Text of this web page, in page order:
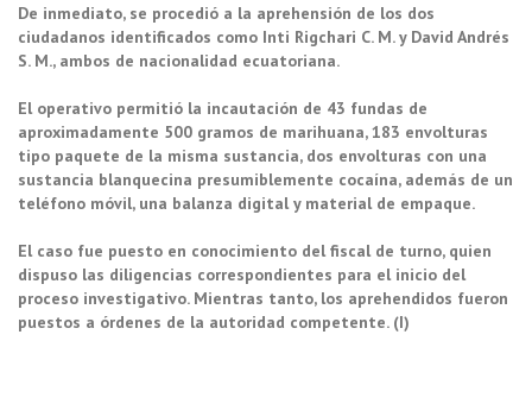
De inmediato, se procedió a la aprehensión de los dos
ciudadanos identificados como Inti Rigchari C. M. y David Andrés
S. M., ambos de nacionalidad ecuatoriana.
El operativo permitió la incautación de 43 fundas de
aproximadamente 500 gramos de marihuana, 183 envolturas
tipo paquete de la misma sustancia, dos envolturas con una
sustancia blanquecina presumiblemente cocaína, además de un
teléfono móvil, una balanza digital y material de empaque.
El caso fue puesto en conocimiento del fiscal de turno, quien
dispuso las diligencias correspondientes para el inicio del
proceso investigativo. Mientras tanto, los aprehendidos fueron
puestos a órdenes de la autoridad competente. (I)